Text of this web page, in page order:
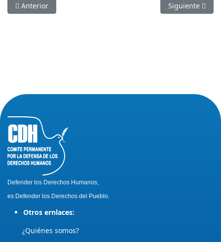
Artículo anterior: V Encuentro de la Sociedad Civil
Anterior Artículo
Siguiente
Defender los Derechos Humanos,
es Defender los Derechos del Pueblo.
Otros ernlaces:
¿Quiénes somos?